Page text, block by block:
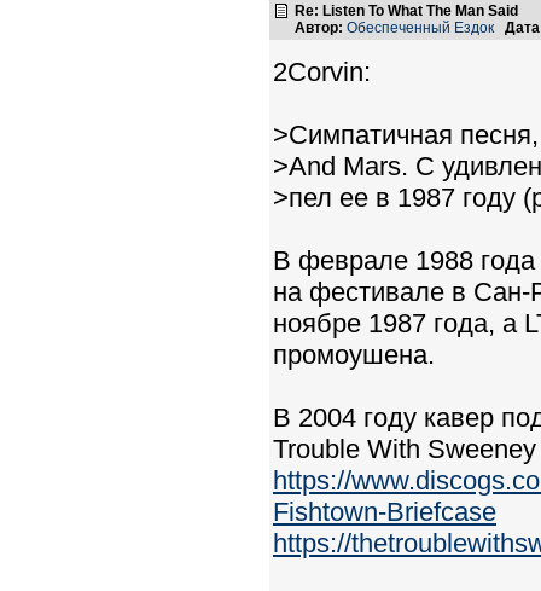
Re: Listen To What The Man Said
Автор: Обеспеченный Ездок
2Corvin:
>Симпатичная
>And Mars. С
>пел ее в 1987 году
В феврале 1988 года
на фестивале в
ноябре 1987 года, а
промоушена.
В 2004 году кавер
Trouble With Sweeney
https://
Fishtown-Briefcase
https://